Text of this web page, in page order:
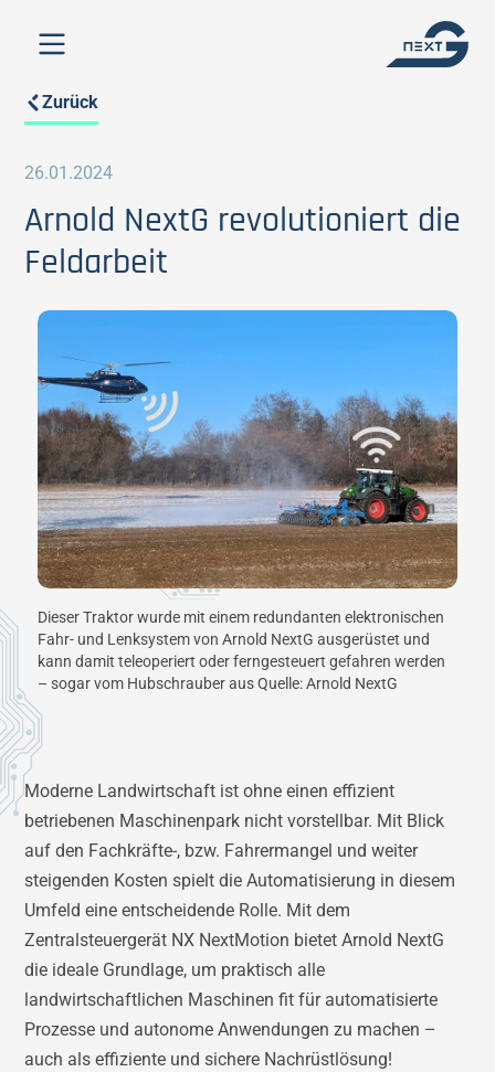
Zurück
26.01.2024
Arnold NextG revolutioniert die
Feldarbeit
Dieser Traktor wurde mit einem redundanten elektronischen
Fahr- und Lenksystem von Arnold NextG ausgerüstet und
kann damit teleoperiert oder ferngesteuert gefahren werden
– sogar vom Hubschrauber aus Quelle: Arnold NextG
Moderne Landwirtschaft ist ohne einen effizient
betriebenen Maschinenpark nicht vorstellbar. Mit Blick
auf den Fachkräfte-, bzw. Fahrermangel und weiter
steigenden Kosten spielt die Automatisierung in diesem
Umfeld eine entscheidende Rolle. Mit dem
Zentralsteuergerät NX NextMotion bietet Arnold NextG
die ideale Grundlage, um praktisch alle
landwirtschaftlichen Maschinen fit für automatisierte
Prozesse und autonome Anwendungen zu machen –
auch als effiziente und sichere Nachrüstlösung!